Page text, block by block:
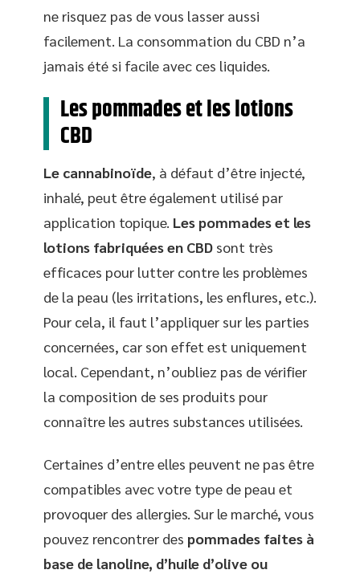
ne risquez pas de vous lasser aussi
facilement. La consommation du CBD n’a
jamais été si facile avec ces liquides.
Les pommades et les lotions
CBD
Le cannabinoïde, à défaut d’être injecté,
inhalé, peut être également utilisé par
application topique. Les pommades et les
lotions fabriquées en CBD sont très
efficaces pour lutter contre les problèmes
de la peau (les irritations, les enflures, etc.).
Pour cela, il faut l’appliquer sur les parties
concernées, car son effet est uniquement
local. Cependant, n’oubliez pas de vérifier
la composition de ses produits pour
connaître les autres substances utilisées.
Certaines d’entre elles peuvent ne pas être
compatibles avec votre type de peau et
provoquer des allergies. Sur le marché, vous
pouvez rencontrer des pommades faites à
base de lanoline, d’huile d’olive ou